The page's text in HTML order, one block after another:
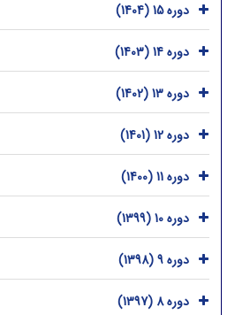
دوره 15 (1404)
دوره 14 (1403)
دوره 13 (1402)
دوره 12 (1401)
دوره 11 (1400)
دوره 10 (1399)
دوره 9 (1398)
دوره 8 (1397)